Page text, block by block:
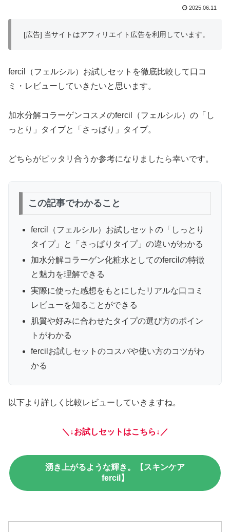
2025.06.11
[広告] 当サイトはアフィリエイト広告を利用しています。
fercil（フェルシル）お試しセットを徹底比較して口コ
ミ・レビューしていきたいと思います。
加水分解コラーゲンコスメのfercil（フェルシル）の「し
っとり」タイプと「さっぱり」タイプ。
どちらがピッタリ合うか参考になりましたら幸いです。
この記事でわかること
fercil（フェルシル）お試しセットの「しっとり
タイプ」と「さっぱりタイプ」の違いがわかる
加水分解コラーゲン化粧水としてのfercilの特徴
と魅力を理解できる
実際に使った感想をもとにしたリアルな口コミ
レビューを知ることができる
肌質や好みに合わせたタイプの選び方のポイン
トがわかる
fercilお試しセットのコスパや使い方のコツがわ
かる
以下より詳しく比較レビューしていきますね。
＼↓お試しセットはこちら↓／
湧き上がるような輝き。【スキンケア
fercil】